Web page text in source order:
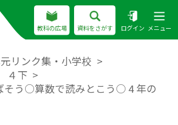
教科の広場 資料をさがす ログイン メニュー
リンク集・小学校
４下
そう○算数で読みとこう○ 4 年の